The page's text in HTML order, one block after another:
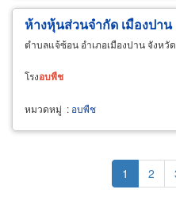
ห้างหุ้นส่วนจำกัด เมืองปาน
ตำบลแจ้ซ้อน อำเภอเมืองปาน จังหวั
โรงอบพืช
หมวดหมู่ : อบพืช
Current
page
1 Page
2